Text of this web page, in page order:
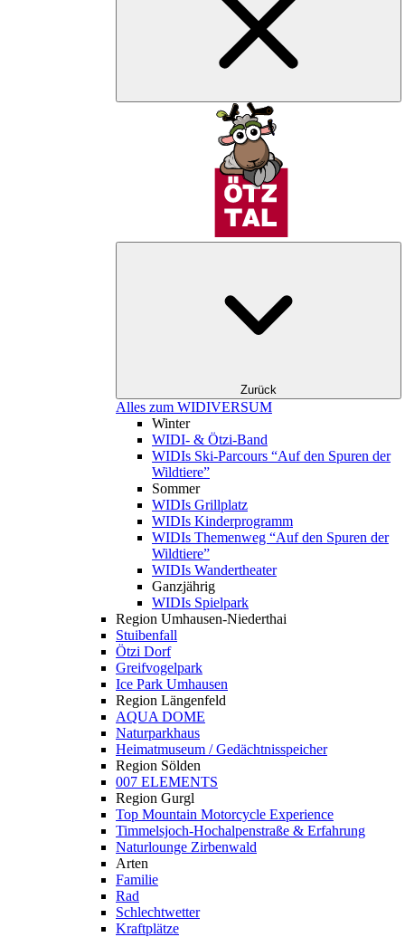
Zurück
Alles zum WIDIVERSUM
Winter
WIDI- & Ötzi-Band
WIDIs Ski-Parcours “Auf den Spuren der
Wildtiere”
Sommer
WIDIs Grillplatz
WIDIs Kinderprogramm
WIDIs Themenweg “Auf den Spuren der
Wildtiere”
WIDIs Wandertheater
Ganzjährig
WIDIs Spielpark
Region Umhausen-Niederthai
Stuibenfall
Ötzi Dorf
Greifvogelpark
Ice Park Umhausen
Region Längenfeld
AQUA DOME
Naturparkhaus
Heimatmuseum / Gedächtnisspeicher
Region Sölden
007 ELEMENTS
Region Gurgl
Top Mountain Motorcycle Experience
Timmelsjoch-Hochalpenstraße & Erfahrung
Naturlounge Zirbenwald
Arten
Familie
Rad
Schlechtwetter
Kraftplätze